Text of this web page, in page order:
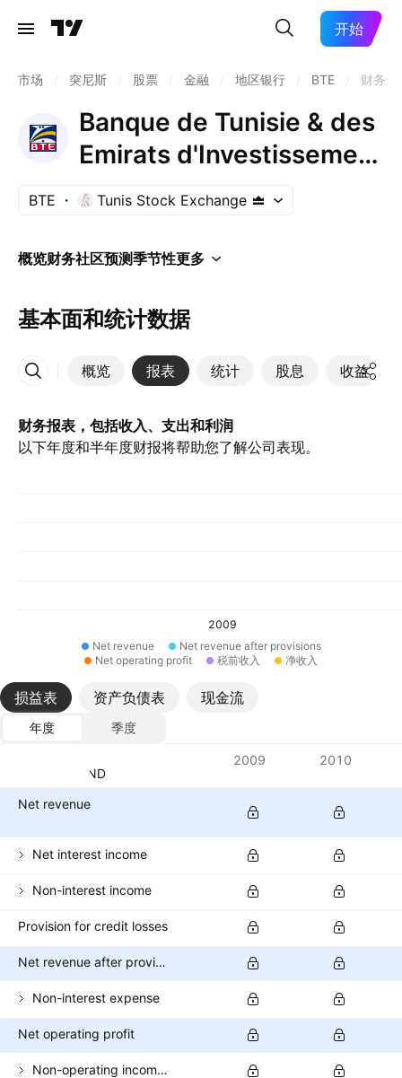
开始
市场 突尼斯 股票 金融 地区银行 BTE 财务
Banque de Tunisie & des
Emirats d'Investissement
BTE Act.
BTE Tunis Stock Exchange
概览财务社区预测季节性更多
基本面和统计数据
概览 报表 统计 股息 收益
更多
财务报表，包括收入、支出和利润
以下年度和半年度财报将帮助您了解公司表现。
2009
Net revenue
Net revenue after provisions
Net operating profit
税前收入 净收入
损益表 资产负债表 现金流
年度
季度
货币：TND
2009 2010
Net revenue
Net interest income
Non-interest income
Provision for credit losses
Net revenue after provisions
Non-interest expense
Net operating profit
Non-operating income (expense)